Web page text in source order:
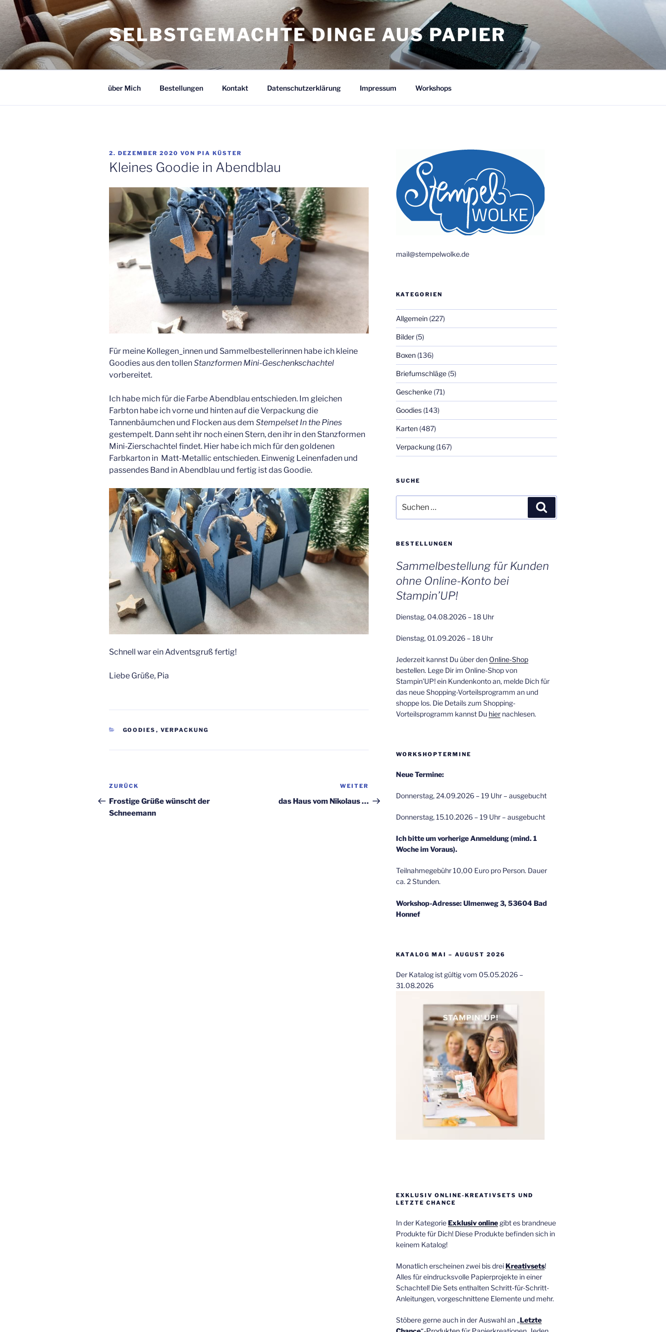
Zum
Inhalt
springen
SELBSTGEMACHTE DINGE AUS PAPIER
über Mich Bestellungen Kontakt Datenschutzerklärung Impressum Workshops
VERÖFFENTLICHT
AM
2. DEZEMBER 2020 VON PIA KÜSTER
Kleines Goodie in Abendblau
Für meine Kollegen_innen und Sammelbestellerinnen habe ich kleine
Goodies aus den tollenStanzformen Mini-Geschenkschachtel
vorbereitet.
Ich habe mich für die Farbe Abendblau entschieden. Im gleichen
Farbton habe ich vorne und hinten auf die Verpackung die
Tannenbäumchen und Flocken aus dem Stempelset In the Pines
gestempelt. Dann seht ihr noch einen Stern, den ihr in den Stanzformen
Mini-Zierschachtel findet. Hier habe ich mich für den goldenen
Farbkarton in Matt-Metallic entschieden. Einwenig Leinenfaden und
passendes Band in Abendblau und fertig ist das Goodie.
Schnell war ein Adventsgruß fertig!
Liebe Grüße, Pia
KATEGORIEN
GOODIES , VERPACKUNG
Beitragsnavigation
Vorheriger
Beitrag
ZURÜCK
Frostige Grüße wünscht der
Schneemann
Beitrag
WEITER
das Haus vom Nikolaus …
mail@stempelwolke.de
KATEGORIEN
Allgemein(227)
Bilder(5)
Boxen(136)
Briefumschläge(5)
Geschenke(71)
Goodies(143)
Karten(487)
Verpackung(167)
SUCHE
nach:
BESTELLUNGEN
Sammelbestellung für Kunden
ohne Online-Konto bei
Stampin’UP!
Dienstag, 04.08.2026 – 18 Uhr
Dienstag, 01.09.2026 – 18 Uhr
Jederzeit kannst Du über den Online-Shop
bestellen. Lege Dir im Online-Shop von
Stampin’UP! ein Kundenkonto an, melde Dich für
das neue Shopping-Vorteilsprogramm an und
shoppe los. Die Details zum Shopping-
Vorteilsprogramm kannst Du hiernachlesen.
WORKSHOPTERMINE
Neue Termine:
Donnerstag, 24.09.2026 – 19 Uhr – ausgebucht
Donnerstag, 15.10.2026 – 19 Uhr – ausgebucht
Ich bitte um vorherige Anmeldung (mind. 1
Woche im Voraus).
Teilnahmegebühr 10,00 Euro pro Person. Dauer
ca. 2 Stunden.
Workshop-Adresse: Ulmenweg 3, 53604 Bad
Honnef
KATALOG MAI – AUGUST 2026
Der Katalog ist gültig vom 05.05.2026 –
31.08.2026
EXKLUSIV ONLINE-KREATIVSETS UND
LETZTE CHANCE
In der KategorieExklusiv onlinegibt es brandneue
Produkte für Dich! Diese Produkte befinden sich in
keinem Katalog!
Monatlich erscheinen zwei bis drei Kreativsets!
Alles für eindrucksvolle Papierprojekte in einer
Schachtel! Die Sets enthalten Schritt-für-Schritt-
Anleitungen, vorgeschnittene Elemente und mehr.
Stöbere gerne auch in der Auswahl an „Letzte